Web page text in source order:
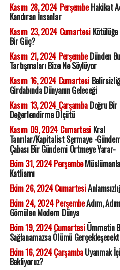
Kasım 28, 2024 PerşembeHakikat
Kandıran İnsanlar
Kasım 23, 2024 CumartesiKötülüğe
Bir Güç?
Kasım 21, 2024 PerşembeDünden
Tartışmaları Bize Ne Söylüyor
Kasım 16, 2024 Cumartesi
Girdabında Dünyanın Geleceği
Kasım 13, 2024 ÇarşambaDoğru Bir
Değerlendirme Ölçütü
Kasım 09, 2024 CumartesiKral
Tanrılar/Kapitalist Sermaye -
Çabası Bir Gündemi Örtmeye Yarar-
Ekim 31, 2024 Perşembe
Katliamı
Ekim 26, 2024 Cumartesi
Ekim 24, 2024 PerşembeAdım,
Gömülen Modern Dünya
Ekim 19, 2024 CumartesiÜmmetin
Sağlanamazsa Ölümü
Ekim 16, 2024 ÇarşambaUyanmak
Bekliyoruz?